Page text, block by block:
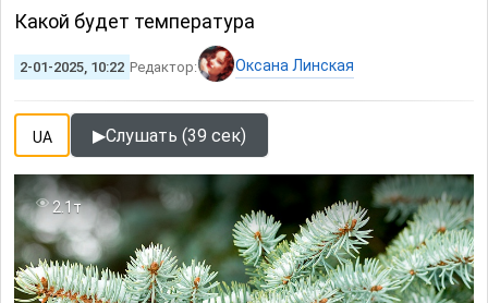
Какой будет температура
2-01-2025, 10:22 Редактор: Оксана Линская
UA ▶Слушать (39 сек)
2.1т